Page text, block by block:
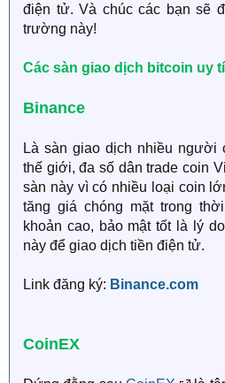
điện tử. Và chúc các bạn sẽ
trường này!
Các sàn giao dịch bitcoin uy
Binance
Là sàn giao dịch nhiều người
thế giới, đa số dân trade coin
sàn này vì có nhiều loại coin
tăng giá chóng mặt trong
khoản cao, bảo mật tốt là lý
này để giao dịch tiền điện tử.
Link đăng ký: Binance.com
CoinEX